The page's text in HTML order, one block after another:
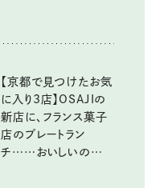
【京都で見つけたお気
に入り3店】OSAJIの
新店に、フランス菓子
店のプレートラン
チ……おいしいのんび